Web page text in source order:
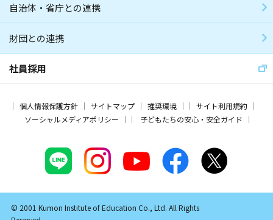
自治体・省庁との連携
財団との連携
社員採用
個人情報保護方針 サイトマップ 推奨環境
サイト利用規約
ソーシャルメディアポリシー
子どもたちの安心・安全ガイド
© 2001 Kumon Institute of Education Co., Ltd. All Rights